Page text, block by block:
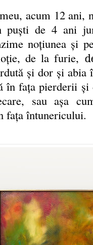
acum 12
puşti de 4 ani
noţiunea şi
de la furie,
și dor şi
în faţa pierderii
sau aşa
faţa întunericului.